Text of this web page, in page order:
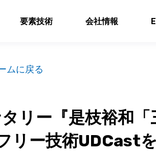
要素技術 会社情報
ムに戻る
リー『是枝裕和
リー技術UDCast